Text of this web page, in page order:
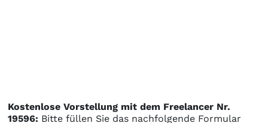
Kostenlose Vorstellung mit dem Freelancer Nr.
19596: Bitte füllen Sie das nachfolgende Formular